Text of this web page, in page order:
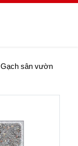
Gạch sân vườn